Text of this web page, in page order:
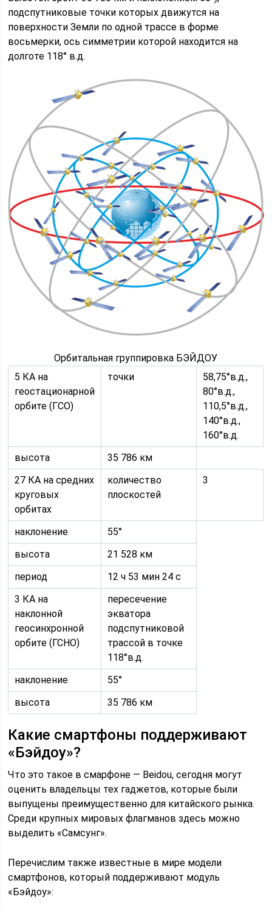
подспутниковые точки которых движутся на
поверхности Земли по одной трассе в форме
восьмерки, ось симметрии которой находится на
долготе 118° в.д.
Орбитальная группировка БЭЙДОУ
5 КА на
геостационарной
орбите (ГCО)
точки
58,75°в.д.,
80°в.д.,
110,5°в.д.,
140°в.д.,
160°в.д.
высота
35 786 км
27 КА на средних
круговых
орбитах
количество
плоскостей
3
наклонение
55°
высота
21 528 км
период
12 ч 53 мин 24 с
3 КА на
наклонной
геосинхронной
орбите (ГСНО)
пересечение
экватора
подспутниковой
трассой в точке
118°в.д.
наклонение
55°
высота
35 786 км
Какие смартфоны поддерживают
«Бэйдоу»?
Что это такое в смарфоне — Beidou, сегодня могут
оценить владельцы тех гаджетов, которые были
выпущены преимущественно для китайского рынка.
Среди крупных мировых флагманов здесь можно
выделить «Самсунг».
Перечислим также известные в мире модели
смартфонов, который поддерживают модуль
«Бэйдоу»: